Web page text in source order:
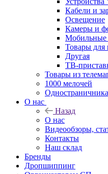
Кабели и
Освещение
Камеры и
Мобильные
Товары для
Другая
ТВ-
Товары из
1000 мелочей
О нас
Назад
О нас
Видеообзоры,
Контакты
Наш склад
Бренды
Дропшиппинг